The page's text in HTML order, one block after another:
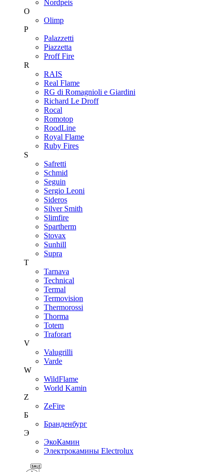
Nordpeis
O
Olimp
P
Palazzetti
Piazzetta
Proff Fire
R
RAIS
Real Flame
RG di Romagnioli e Giardini
Richard Le Droff
Rocal
Romotop
RoodLine
Royal Flame
Ruby Fires
S
Safretti
Schmid
Seguin
Sergio Leoni
Sideros
Silver Smith
Slimfire
Spartherm
Stovax
Sunhill
Supra
T
Tarnava
Technical
Termal
Termovision
Thermorossi
Thorma
Totem
Traforart
V
Valugrilli
Varde
W
WildFlame
World Kamin
Z
ZeFire
Б
Бранденбург
Э
ЭкоКамин
Электрокамины Electrolux